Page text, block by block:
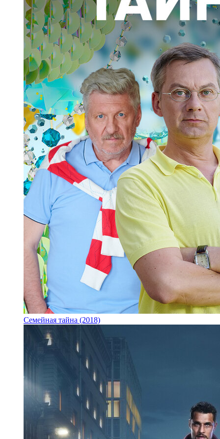
Семейная тайна (2018)